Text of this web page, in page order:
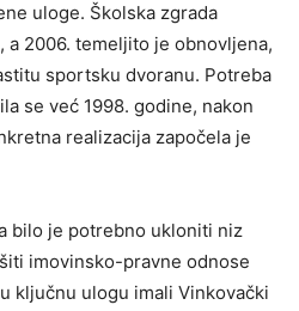
uloge. Školska zgrada
a 2006. temeljito je obnovljena,
sportsku dvoranu. Potreba
se već 1998. godine, nakon
realizacija započela je
bilo je potrebno ukloniti niz
imovinsko-pravne odnose
ključnu ulogu imali Vinkovački